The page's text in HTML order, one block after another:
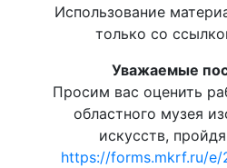
Использование
только со
Уважаемые
Просим вас оценить
областного музея
искусств,
https://forms.mkrf.ru/e/